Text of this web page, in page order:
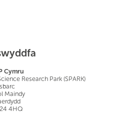
Cymru
Research Park (SPARK)
sbarc
Maindy
4HQ